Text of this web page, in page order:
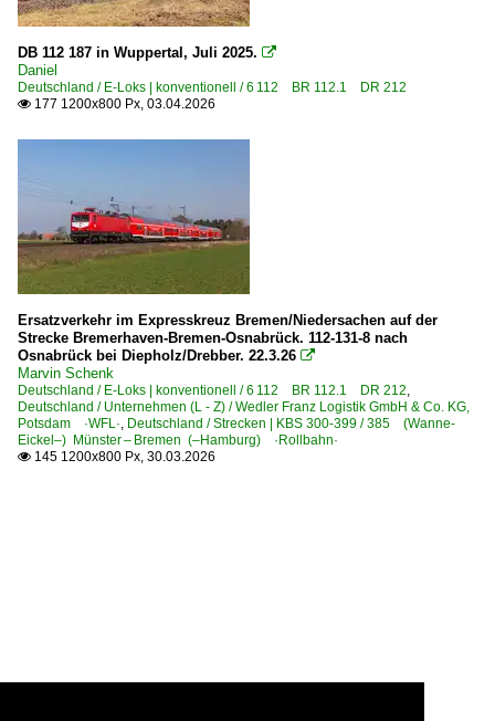
DB 112 187 in Wuppertal, Juli 2025. 
Daniel
Deutschland / E-Loks | konventionell / 6 112 BR 112.1 DR 212
 177 1200x800 Px, 03.04.2026
Ersatzverkehr im Expresskreuz Bremen/Niedersachen auf der
Strecke Bremerhaven-Bremen-Osnabrück. 112-131-8 nach
Osnabrück bei Diepholz/Drebber. 22.3.26 
Marvin Schenk
Deutschland / E-Loks | konventionell / 6 112 BR 112.1 DR 212,
Deutschland / Unternehmen (L - Z) / Wedler Franz Logistik GmbH & Co. KG,
Potsdam ·WFL·, Deutschland / Strecken | KBS 300-399 / 385 (Wanne-
Eickel–) Münster – Bremen (–Hamburg) ·Rollbahn·
 145 1200x800 Px, 30.03.2026